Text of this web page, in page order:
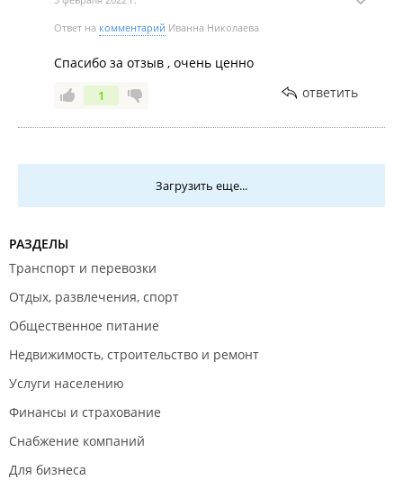
Ответ на комментарий Иванна Николаева
Спасибо за отзыв , очень ценно
1 ответить
Загрузить еще...
РАЗДЕЛЫ
Транспорт и перевозки
Отдых, развлечения, спорт
Общественное питание
Недвижимость, строительство и ремонт
Услуги населению
Финансы и страхование
Снабжение компаний
Для бизнеса